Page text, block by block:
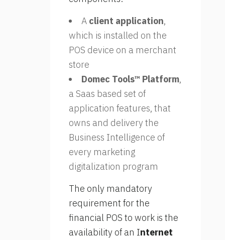
A client application,
which is installed on the
POS device on a merchant
store
Domec Tools™ Platform,
a Saas based set of
application features, that
owns and delivery the
Business Intelligence of
every marketing
digitalization program
The only mandatory
requirement for the
financial POS to work is the
availability of an Internet